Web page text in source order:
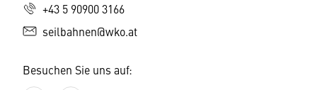
+43 5 90900 3166
seilbahnen@wko.at
Besuchen Sie uns auf: